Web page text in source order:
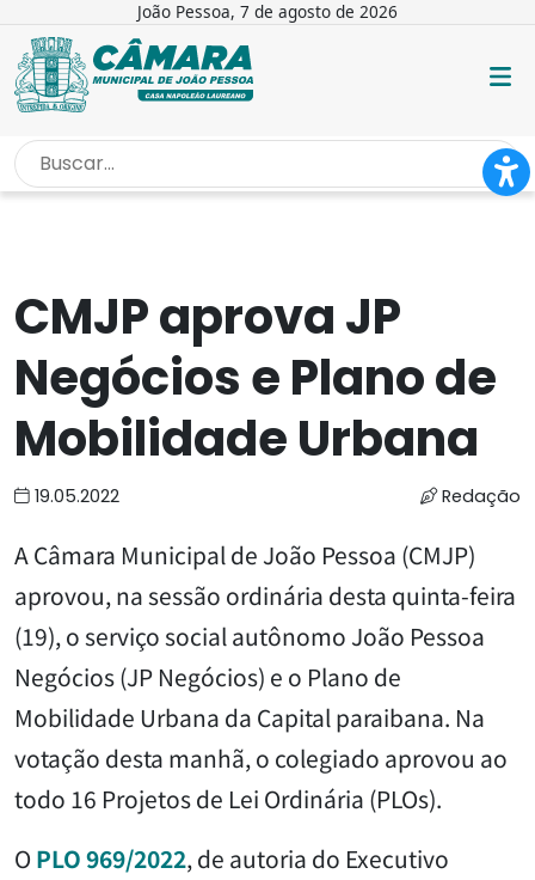
João Pessoa, 7 de agosto de 2026
INÍCIO /
CMJP aprova JP
Negócios e Plano de
Mobilidade Urbana
19.05.2022 Redação
A Câmara Municipal de João Pessoa (CMJP)
aprovou, na sessão ordinária desta quinta-feira
(19), o serviço social autônomo João Pessoa
Negócios (JP Negócios) e o Plano de
Mobilidade Urbana da Capital paraibana. Na
votação desta manhã, o colegiado aprovou ao
todo 16 Projetos de Lei Ordinária (PLOs).
O PLO 969/2022, de autoria do Executivo